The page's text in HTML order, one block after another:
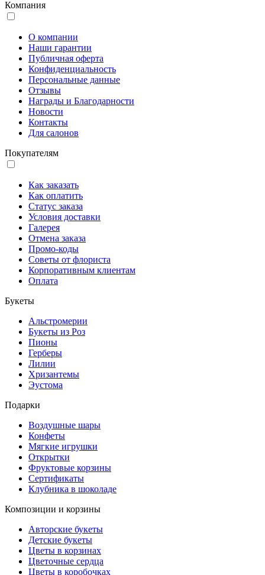
Компания
О компании
Наши гарантии
Публичная оферта
Конфиденциальность
Персональные данные
Отзывы
Награды и Благодарности
Новости
Контакты
Для салонов
Покупателям
Как заказать
Как оплатить
Статус заказа
Условия доставки
Галерея
Отмена заказа
Промо-коды
Советы от флориста
Корпоративным клиентам
Оплата
Букеты
Альстромерии
Букеты из Роз
Пионы
Герберы
Лилии
Хризантемы
Эустома
Подарки
Воздушные шары
Конфеты
Мягкие игрушки
Открытки
Фруктовые корзины
Сертификаты
Клубника в шоколаде
Композиции и корзины
Авторские букеты
Детские букеты
Цветы в корзинах
Цветочные сердца
Цветы в коробочках